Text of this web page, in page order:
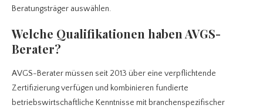
Beratungsträger auswählen.
Welche Qualifikationen haben AVGS-
Berater?
AVGS-Berater müssen seit 2013 über eine verpflichtende
Zertifizierung verfügen und kombinieren fundierte
betriebswirtschaftliche Kenntnisse mit branchenspezifischer